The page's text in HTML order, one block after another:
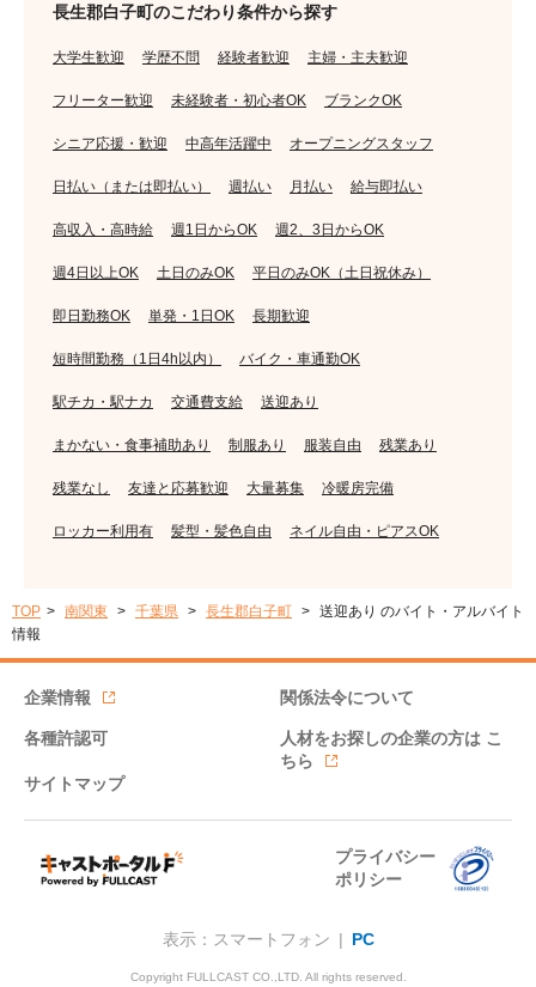
長生郡白子町のこだわり条件から探す
大学生歓迎 学歴不問 経験者歓迎 主婦・主夫歓迎
フリーター歓迎 未経験者・初心者OK ブランクOK
シニア応援・歓迎 中高年活躍中 オープニングスタッフ
日払い（または即払い） 週払い 月払い 給与即払い
高収入・高時給 週1日からOK 週2、3日からOK
週4日以上OK 土日のみOK 平日のみOK（土日祝休み）
即日勤務OK 単発・1日OK 長期歓迎
短時間勤務（1日4h以内） バイク・車通勤OK
駅チカ・駅ナカ 交通費支給 送迎あり
まかない・食事補助あり 制服あり 服装自由 残業あり
残業なし 友達と応募歓迎 大量募集 冷暖房完備
ロッカー利用有 髪型・髪色自由 ネイル自由・ピアスOK
TOP 南関東 千葉県 長生郡白子町
送迎あり のバイト・アルバイト
情報
企業情報 関係法令について
各種許認可 人材をお探しの企業の方は こ
ちら
サイトマップ
プライバシー
ポリシー
表示：スマートフォン | PC
Copyright FULLCAST CO.,LTD. All rights reserved.